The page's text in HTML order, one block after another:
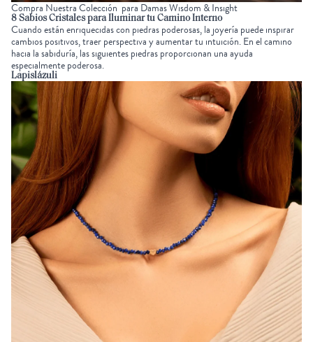
Compra Nuestra Colección para Damas Wisdom & Insight
8 Sabios Cristalespara Iluminar tu Camino Interno
Cuando están enriquecidas con piedras poderosas, la joyería puede inspirar
cambios positivos, traer perspectiva yaumentar tu intuición. En el camino
hacia la sabiduría, las siguientes piedras proporcionan una ayuda
especialmente poderosa.
Lapislázuli